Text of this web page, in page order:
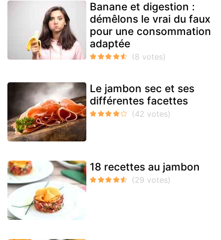
Banane et digestion :
démêlons le vrai du faux
pour une consommation
adaptée
Le jambon sec et ses
différentes facettes
18 recettes au jambon